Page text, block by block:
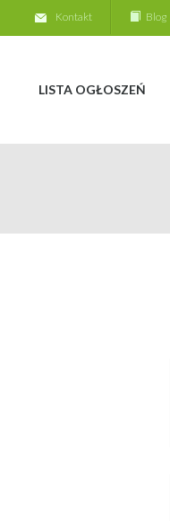
Kontakt Blog
LISTA OGŁOSZEŃ